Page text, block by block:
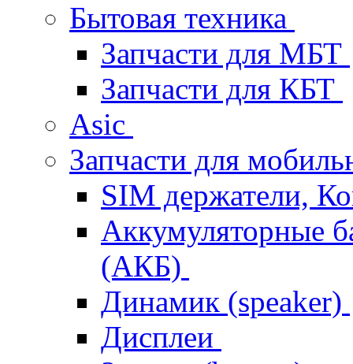
Бытовая техника
Запчасти для МБТ
Запчасти для КБТ
Asic
Запчасти для
SIM держатели,
Аккумуляторные
(АКБ)
Динамик (speaker)
Дисплеи